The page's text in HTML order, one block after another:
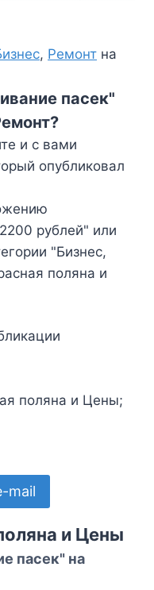
, Ремонт на
пасек"
и с вами
опубликовал
рублей" или
"Бизнес,
поляна и
поляна и Цены;
mail
и Цены
пасек" на